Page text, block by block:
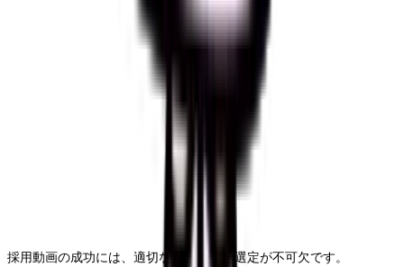
採用動画の成功には、適切な制作会社の選定が不可欠です。